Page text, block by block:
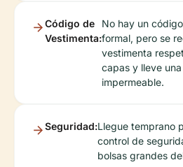
Código de
Vestimenta:
No hay un
formal, pero se
vestimenta
capas y lleve
impermeable.
Seguridad:Llegue temprano
control de
bolsas grandes